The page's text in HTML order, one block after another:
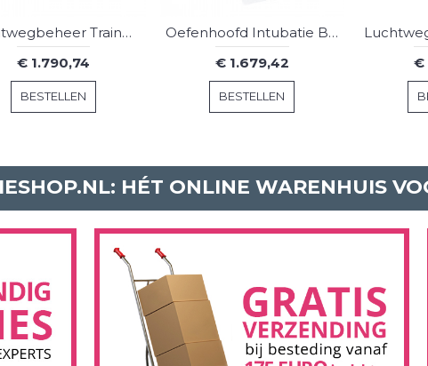
Luchtwegbeheer Trainer Kind
€ 1.790,74
BESTELLEN
Oefenhoofd Intubatie Baby
€ 1.679,42
BESTELLEN
€
HÉT ONLINE WARENHUIS